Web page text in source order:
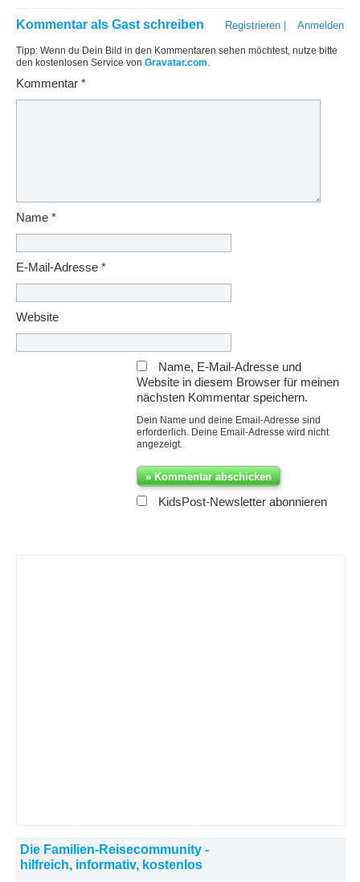
Anmelden
Registrieren
Kommentar als Gast schreiben
Tipp: Wenn du Dein Bild in den Kommentaren sehen möchtest, nutze bitte
den kostenlosen Service von Gravatar.com
Kommentar *
Name *
E-Mail-Adresse *
Website
Name, E-Mail-Adresse und
Website in diesem Browser für meinen
nächsten Kommentar speichern.
Dein Name und deine Email-Adresse sind
erforderlich. Deine Email-Adresse wird nicht
angezeigt.
KidsPost-Newsletter abonnieren
Die Familien-Reisecommunity -
hilfreich, informativ, kostenlos